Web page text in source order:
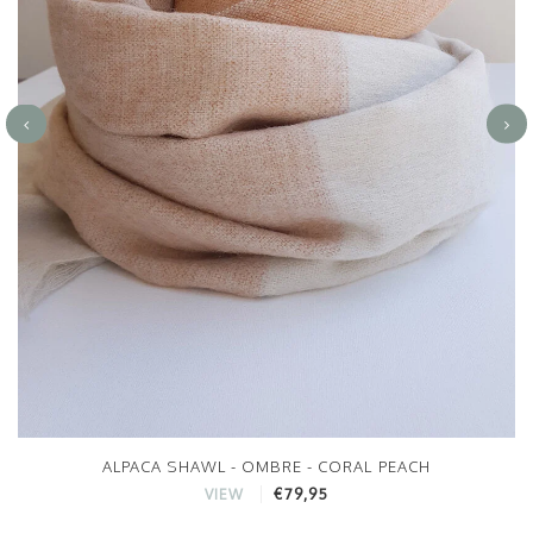
ALPACA SHAWL - OMBRE - CORAL PEACH
VIEW €79,95